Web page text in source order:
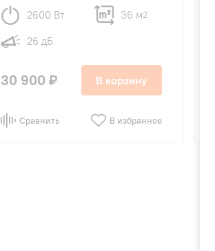
2600 Вт 36 м2
26 дБ
30 900 ₽ В корзину
Сравнить В избранное